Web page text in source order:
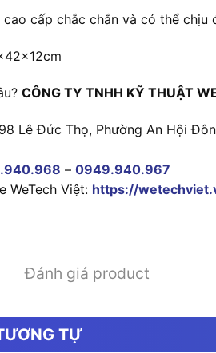
cao cấp chắc chắn và có thể chịu
CÔNG TY TNHH KỸ THUẬT
Lê Đức Thọ, Phường An Hội
– 0949.940.967
WeTech Việt: https://
Đánh giá product
TỰ